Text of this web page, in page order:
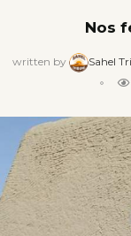
Nos
written by Sahel